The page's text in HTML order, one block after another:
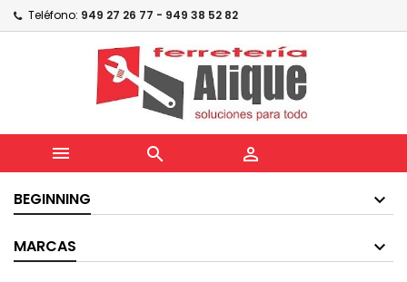
Teléfono: 949 27 26 77 - 949 38 52 82
  
BEGINNING
MARCAS